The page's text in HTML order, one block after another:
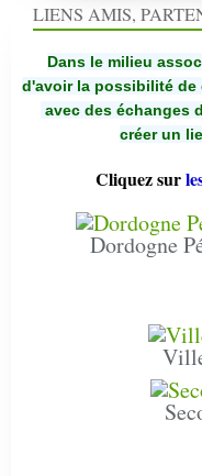
LIENS AMIS,
Dans le milieu
d'avoir la possibilité de
avec des échanges
créer un
Cliquez sur
Dordogne